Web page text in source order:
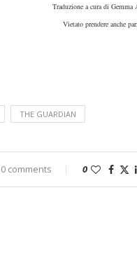
Traduzione a cura di Gemma
Vietato prendere anche
THE GUARDIAN
0 comments 0